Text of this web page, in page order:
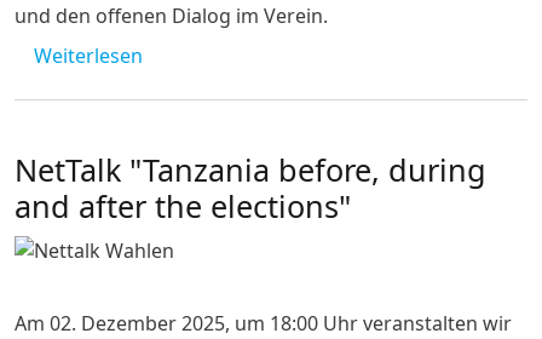
und den offenen Dialog im Verein.
Weiterlesen
NetTalk "Tanzania before, during
and after the elections"
Am 02. Dezember 2025, um 18:00 Uhr veranstalten wir